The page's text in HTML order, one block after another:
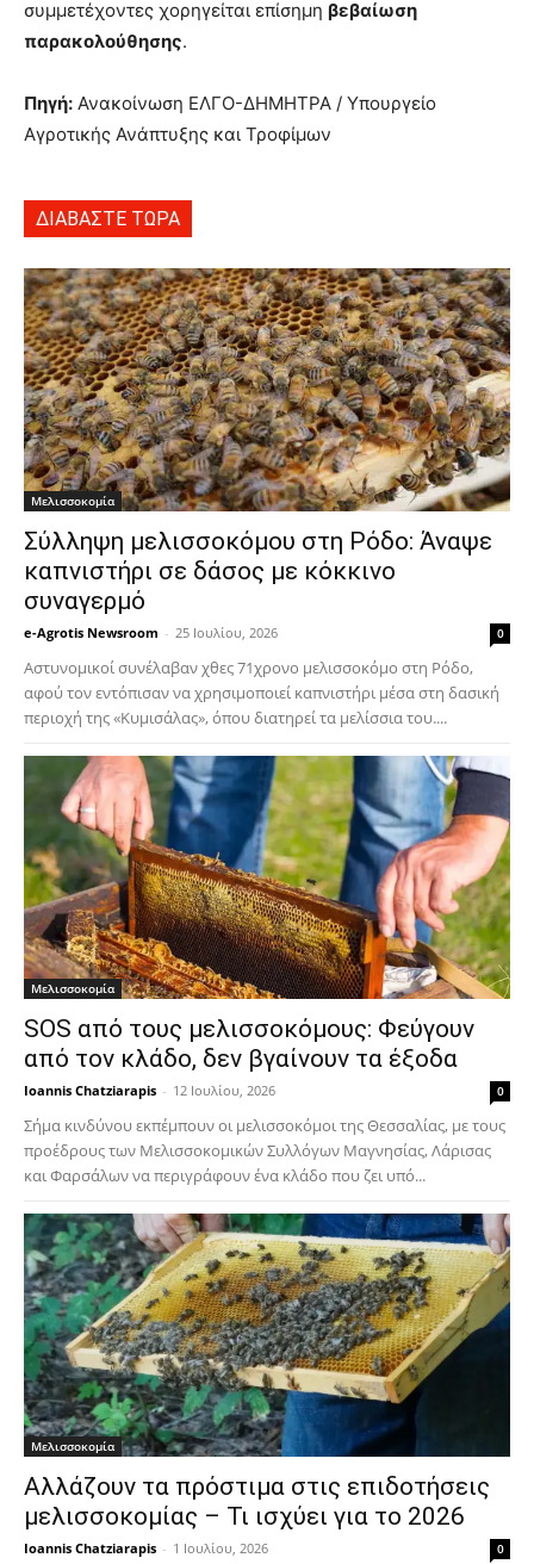
συμμετέχοντες χορηγείται επίσημη βεβαίωση
παρακολούθησης.
Πηγή: Ανακοίνωση ΕΛΓΟ-ΔΗΜΗΤΡΑ / Υπουργείο
Αγροτικής Ανάπτυξης και Τροφίμων
ΔΙΑΒΑΣΤΕ ΤΩΡΑ
Μελισσοκομία
Σύλληψη μελισσοκόμου στη Ρόδο: Άναψε
καπνιστήρι σε δάσος με κόκκινο
συναγερμό
e-Agrotis Newsroom - 25 Ιουλίου, 2026 0
Αστυνομικοί συνέλαβαν χθες 71χρονο μελισσοκόμο στη Ρόδο,
αφού τον εντόπισαν να χρησιμοποιεί καπνιστήρι μέσα στη δασική
περιοχή της «Κυμισάλας», όπου διατηρεί τα μελίσσια του....
Μελισσοκομία
SOS από τους μελισσοκόμους: Φεύγουν
από τον κλάδο, δεν βγαίνουν τα έξοδα
Ioannis Chatziarapis - 12 Ιουλίου, 2026 0
Σήμα κινδύνου εκπέμπουν οι μελισσοκόμοι της Θεσσαλίας, με τους
προέδρους των Μελισσοκομικών Συλλόγων Μαγνησίας, Λάρισας
και Φαρσάλων να περιγράφουν ένα κλάδο που ζει υπό...
Μελισσοκομία
Αλλάζουν τα πρόστιμα στις επιδοτήσεις
μελισσοκομίας – Τι ισχύει για το 2026
Ioannis Chatziarapis - 1 Ιουλίου, 2026 0